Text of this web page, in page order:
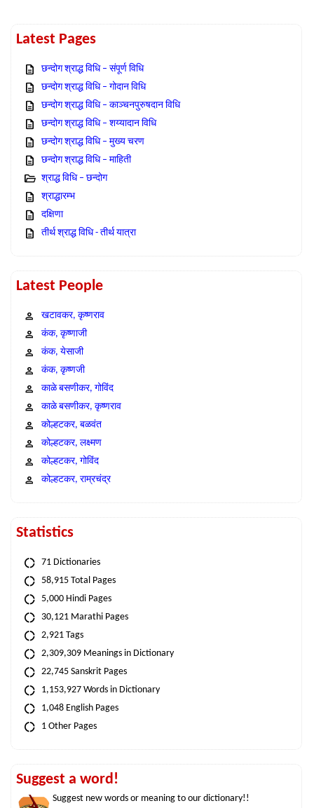
Latest Pages
छन्दोग श्राद्ध विधि – संपूर्ण विधि
छन्दोग श्राद्ध विधि – गोदान विधि
छन्दोग श्राद्ध विधि – काञ्चनपुरुषदान विधि
छन्दोग श्राद्ध विधि – शय्यादान विधि
छन्दोग श्राद्ध विधि – मुख्य चरण
छन्दोग श्राद्ध विधि – माहिती
श्राद्ध विधि – छन्दोग
श्राद्धारम्भ
दक्षिणा
तीर्थ श्राद्ध विधि - तीर्थ यात्रा
Latest People
खटावकर, कृष्णराव
कंक, कृष्णाजी
कंक, येसाजी
कंक, कृष्णजी
काळे बसणीकर, गोविंद
काळे बसणीकर, कृष्णराव
कोल्हटकर, बळवंत
कोल्हटकर, लक्ष्मण
कोल्हटकर, गोविंद
कोल्हटकर, राम्रचंद्र
Statistics
71 Dictionaries
58,915 Total Pages
5,000 Hindi Pages
30,121 Marathi Pages
2,921 Tags
2,309,309 Meanings in Dictionary
22,745 Sanskrit Pages
1,153,927 Words in Dictionary
1,048 English Pages
1 Other Pages
Suggest a word!
Suggest new words or meaning to our dictionary!!